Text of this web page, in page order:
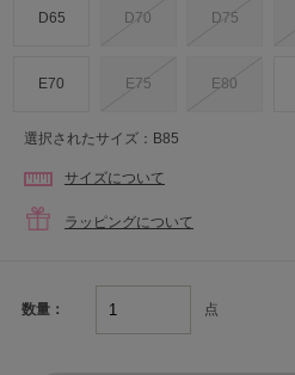
D65 D70 D75
E70 E75 E80
選択されたサイズ：B85
サイズについて
ラッピングについて
数量： 点